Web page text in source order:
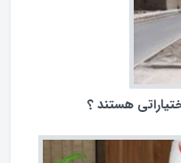
هستند ؟